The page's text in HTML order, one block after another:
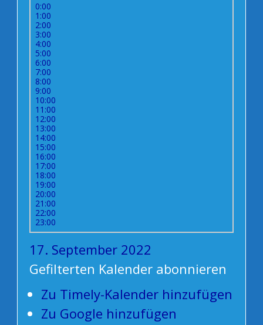
0:00
1:00
2:00
3:00
4:00
5:00
6:00
7:00
8:00
9:00
10:00
11:00
12:00
13:00
14:00
15:00
16:00
17:00
18:00
19:00
20:00
21:00
22:00
23:00
17. September 2022
Gefilterten Kalender abonnieren
Zu Timely-Kalender hinzufügen
Zu Google hinzufügen